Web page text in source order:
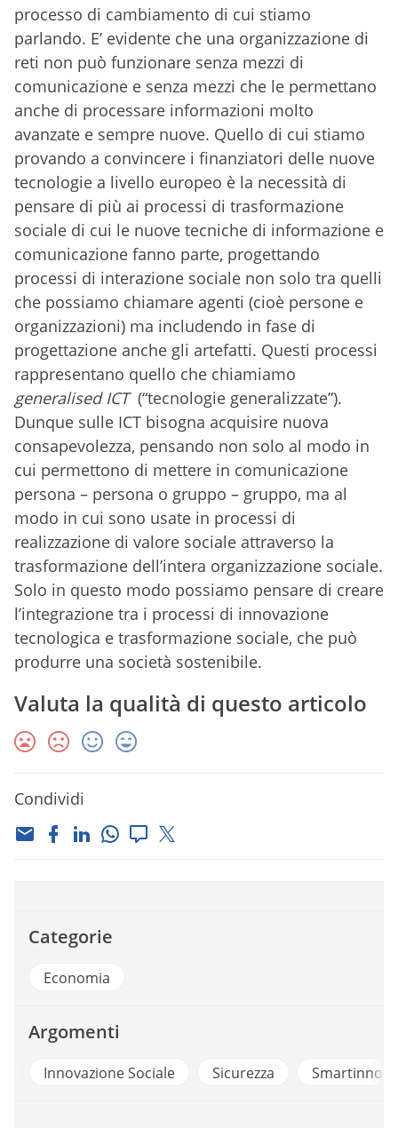
processo di cambiamento di cui stiamo
parlando. E’ evidente che una organizzazione di
reti non può funzionare senza mezzi di
comunicazione e senza mezzi che le permettano
anche di processare informazioni molto
avanzate e sempre nuove. Quello di cui stiamo
provando a convincere i finanziatori delle nuove
tecnologie a livello europeo è la necessità di
pensare di più ai processi di trasformazione
sociale di cui le nuove tecniche di informazione e
comunicazione fanno parte, progettando
processi di interazione sociale non solo tra quelli
che possiamo chiamare agenti (cioè persone e
organizzazioni) ma includendo in fase di
progettazione anche gli artefatti. Questi processi
rappresentano quello che chiamiamo
generalised ICT (“tecnologie generalizzate”).
Dunque sulle ICT bisogna acquisire nuova
consapevolezza, pensando non solo al modo in
cui permettono di mettere in comunicazione
persona – persona o gruppo – gruppo, ma al
modo in cui sono usate in processi di
realizzazione di valore sociale attraverso la
trasformazione dell’intera organizzazione sociale.
Solo in questo modo possiamo pensare di creare
l’integrazione tra i processi di innovazione
tecnologica e trasformazione sociale, che può
produrre una società sostenibile.
Valuta la qualità di questo articolo
Condividi
Categorie
Economia
Argomenti
Innovazione Sociale Sicurezza